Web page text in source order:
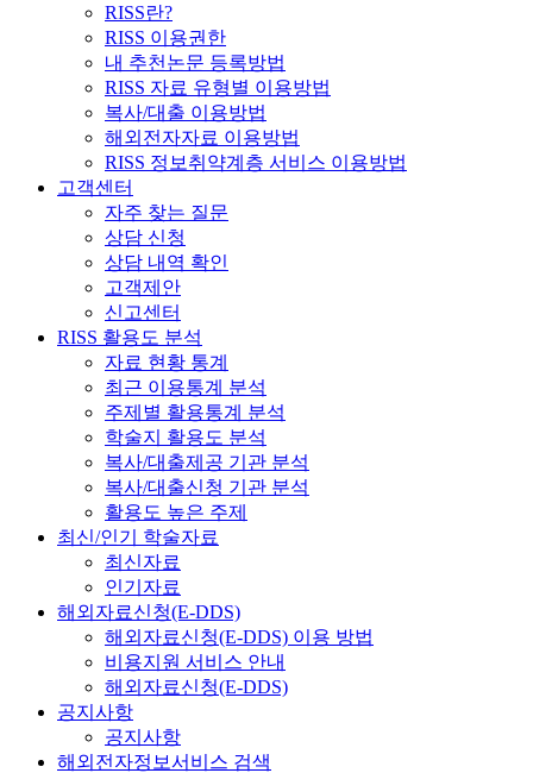
RISS란?
RISS 이용권한
내 추천논문 등록방법
RISS 자료 유형별 이용방법
복사/대출 이용방법
해외전자자료 이용방법
RISS 정보취약계층 서비스 이용방법
고객센터
자주 찾는 질문
상담 신청
상담 내역 확인
고객제안
신고센터
RISS 활용도 분석
자료 현황 통계
최근 이용통계 분석
주제별 활용통계 분석
학술지 활용도 분석
복사/대출제공 기관 분석
복사/대출신청 기관 분석
활용도 높은 주제
최신/인기 학술자료
최신자료
인기자료
해외자료신청(E-DDS)
해외자료신청(E-DDS) 이용 방법
비용지원 서비스 안내
해외자료신청(E-DDS)
공지사항
공지사항
해외전자정보서비스 검색